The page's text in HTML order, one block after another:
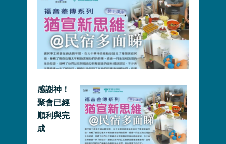
感謝神！
聚會已經
順利與完
成